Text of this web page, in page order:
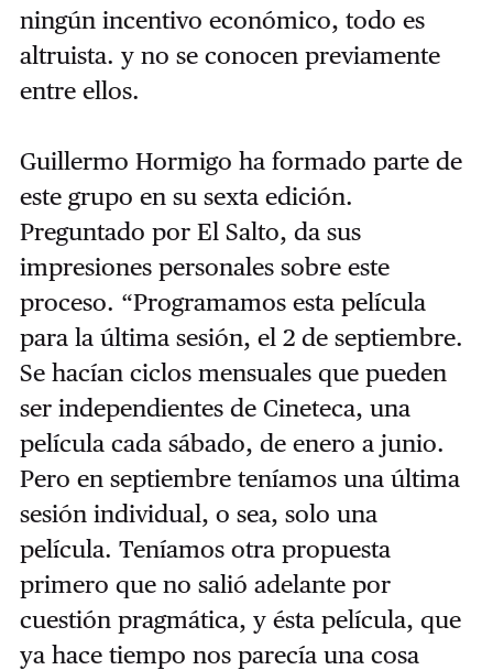
ningún incentivo económico, todo es
altruista. y no se conocen previamente
entre ellos.
Guillermo Hormigo ha formado parte de
este grupo en su sexta edición.
Preguntado por El Salto, da sus
impresiones personales sobre este
proceso. “Programamos esta película
para la última sesión, el 2 de septiembre.
Se hacían ciclos mensuales que pueden
ser independientes de Cineteca, una
película cada sábado, de enero a junio.
Pero en septiembre teníamos una última
sesión individual, o sea, solo una
película. Teníamos otra propuesta
primero que no salió adelante por
cuestión pragmática, y ésta película, que
ya hace tiempo nos parecía una cosa